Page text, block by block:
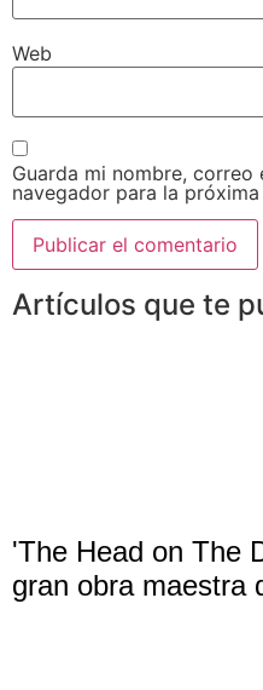
Web
Guarda mi nombre,
navegador para la
Artículos que te
'The Head on The
gran obra maestra